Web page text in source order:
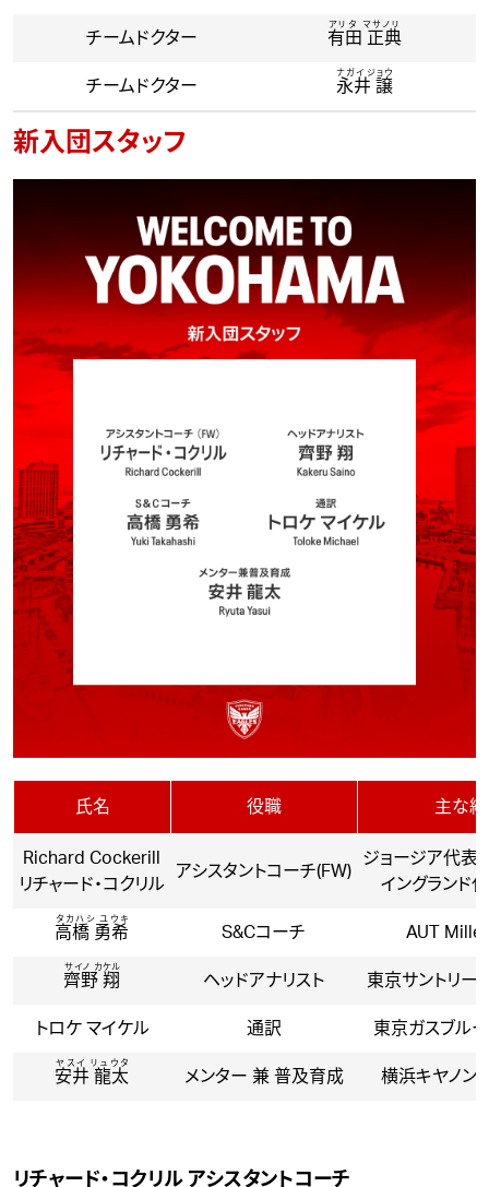
チームドクター 有田 正典
アリタ マサノリ
チームドクター 永井 譲
ナガイ ジョウ
新入団スタッフ
氏名 役職 主な
Richard Cockerill
リチャード・コクリル
アシスタントコーチ(FW)
ジョージア代表
イングランド
高橋 勇希
タカハシ ユウキ
S&Cコーチ AUT
齊野 翔
サイノ カケル
ヘッドアナリスト 東京サントリー
トロケ マイケル 通訳 東京ガスブル
安井 龍太
ヤスイ リュウタ
メンター 兼 普及育成 横浜キヤノン
リチャード・コクリル アシスタントコーチ